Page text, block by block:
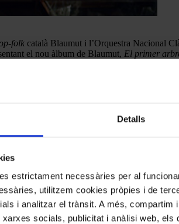
Detalls
estrictament necessàries per al
utilitzem cookies pròpies i de
i analitzar el trànsit. A més, compartim
socials, publicitat i anàlisi web,
folk català Blaumut i l’Orquestra Nacional
el nou àlbum de Blaumut, El primer
Blaumut resulta molt atractiva i adient,
per a corda d’alguns dels temes